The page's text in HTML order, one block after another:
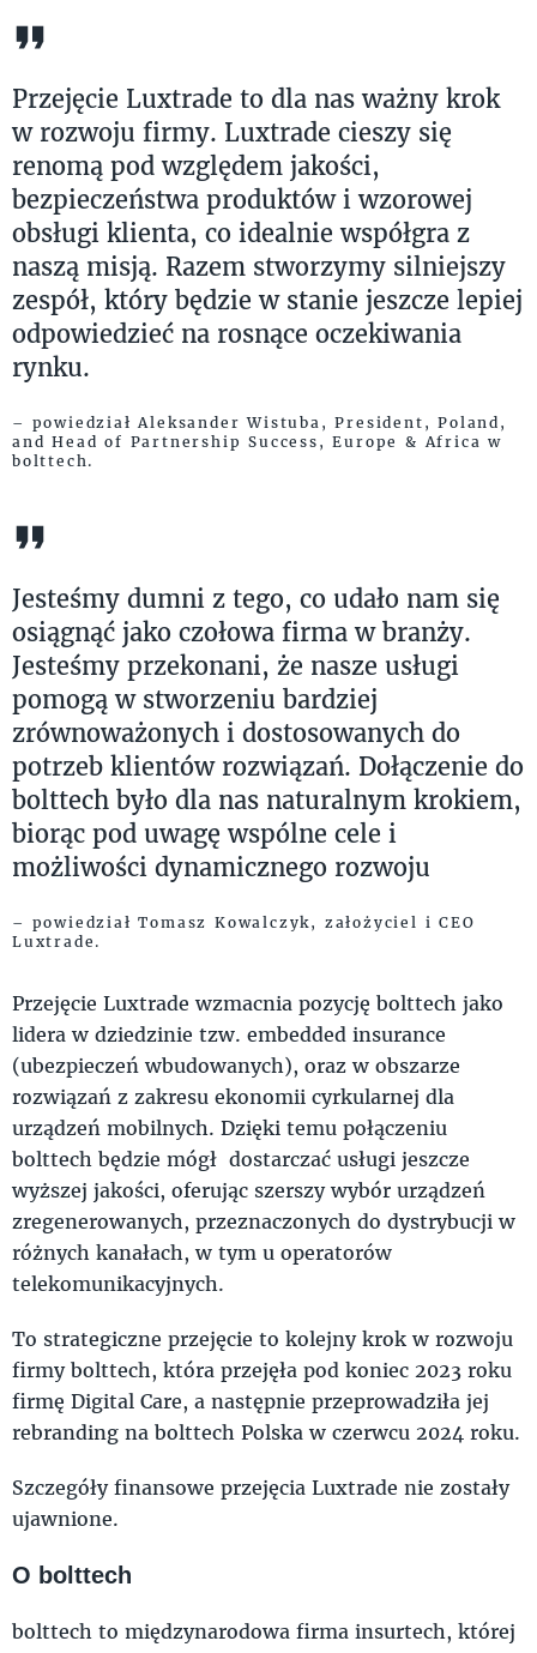
Przejęcie Luxtrade to dla nas ważny krok
w rozwoju firmy. Luxtrade cieszy się
renomą pod względem jakości,
bezpieczeństwa produktów i wzorowej
obsługi klienta, co idealnie współgra z
naszą misją. Razem stworzymy silniejszy
zespół, który będzie w stanie jeszcze lepiej
odpowiedzieć na rosnące oczekiwania
rynku.
– powiedział Aleksander Wistuba, President, Poland,
and Head of Partnership Success, Europe & Africa w
bolttech.
Jesteśmy dumni z tego, co udało nam się
osiągnąć jako czołowa firma w branży.
Jesteśmy przekonani, że nasze usługi
pomogą w stworzeniu bardziej
zrównoważonych i dostosowanych do
potrzeb klientów rozwiązań. Dołączenie do
bolttech było dla nas naturalnym krokiem,
biorąc pod uwagę wspólne cele i
możliwości dynamicznego rozwoju
– powiedział Tomasz Kowalczyk, założyciel i CEO
Luxtrade.
Przejęcie Luxtrade wzmacnia pozycję bolttech jako
lidera w dziedzinie tzw. embedded insurance
(ubezpieczeń wbudowanych), oraz w obszarze
rozwiązań z zakresu ekonomii cyrkularnej dla
urządzeń mobilnych. Dzięki temu połączeniu
bolttech będzie mógł dostarczać usługi jeszcze
wyższej jakości, oferując szerszy wybór urządzeń
zregenerowanych, przeznaczonych do dystrybucji w
różnych kanałach, w tym u operatorów
telekomunikacyjnych.
To strategiczne przejęcie to kolejny krok w rozwoju
firmy bolttech, która przejęła pod koniec 2023 roku
firmę Digital Care, a następnie przeprowadziła jej
rebranding na bolttech Polska w czerwcu 2024 roku.
Szczegóły finansowe przejęcia Luxtrade nie zostały
ujawnione.
O bolttech
bolttech to międzynarodowa firma insurtech, której